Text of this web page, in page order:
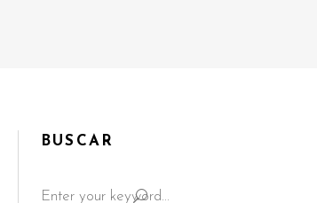
BUSCAR
for: